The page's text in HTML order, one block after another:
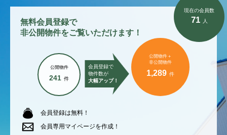
無料会員登録で
非公開物件をご覧いただけます！
会員登録で
物件数が
大幅アップ！
公開物件
241 件
公開物件＋
非公開物件
1,289 件
現在の会員数
71 人
会員登録は無料！
会員専用マイページを作成！